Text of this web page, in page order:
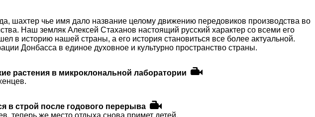
шахтер чье имя дало название целому движению передовиков производства во
Наш земляк Алексей Стаханов настоящий русский характер со всеми его
в историю нашей страны, а его история становиться все более актуальной.
Донбасса в единое духовное и культурно пространство страны.
растения в микроклональной лаборатории
в строй после годового перерыва
теперь же место отдыха снова примет детей.